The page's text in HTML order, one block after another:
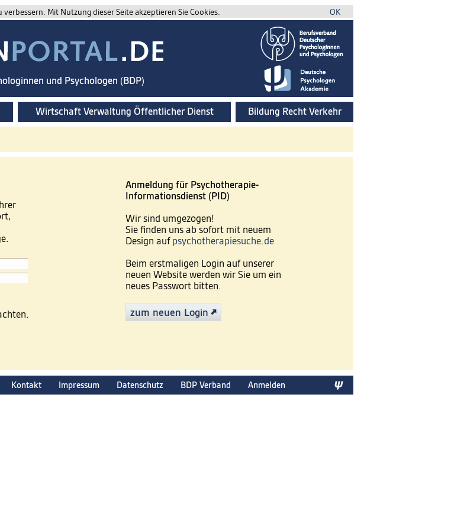
Mit Nutzung dieser Seite akzeptieren Sie Cookies. OK
und Psychologen (BDP)
Wirtschaft Verwaltung Öffentlicher Dienst Bildung Recht Verkehr
Anmeldung für Psychotherapie-
Informationsdienst (PID)
Wir sind umgezogen!
Sie finden uns ab sofort mit neuem
Design auf psychotherapiesuche.de
Beim erstmaligen Login auf unserer
neuen Website werden wir Sie um ein
neues Passwort bitten.
zum neuen Login
Kontakt Impressum Datenschutz BDP Verband Anmelden